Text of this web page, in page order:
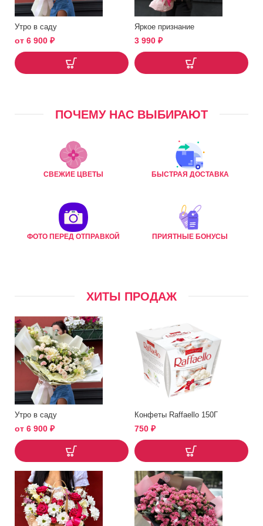
Утро в саду
от 6 900 ₽
Яркое признание
3 990 ₽
ПОЧЕМУ НАС ВЫБИРАЮТ
СВЕЖИЕ ЦВЕТЫ БЫСТРАЯ ДОСТАВКА
ФОТО ПЕРЕД ОТПРАВКОЙ ПРИЯТНЫЕ БОНУСЫ
ХИТЫ ПРОДАЖ
Утро в саду
от 6 900 ₽
Конфеты Raffaello 150Г
750 ₽